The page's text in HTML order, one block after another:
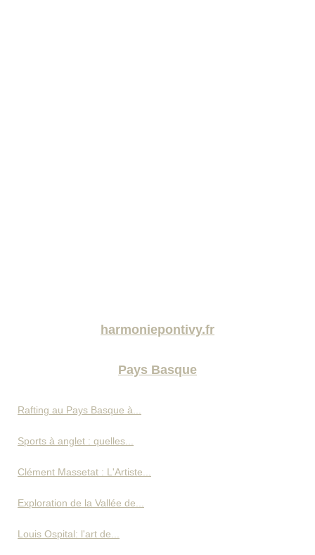
harmoniepontivy.fr
Pays Basque
Rafting au Pays Basque à...
Sports à anglet : quelles...
Clément Massetat : L'Artiste...
Exploration de la Vallée de...
Louis Ospital: l'art de...